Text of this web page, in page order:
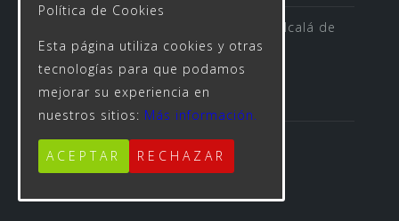
Avenida de las Rosas s/n 41500 Alcalá de
Guadaíra
955 623 312
Política de Cookies
Esta página utiliza cookies y otras
tecnologías para que podamos
mejorar su experiencia en
nuestros sitios: Más información.
ACEPTAR RECHAZAR